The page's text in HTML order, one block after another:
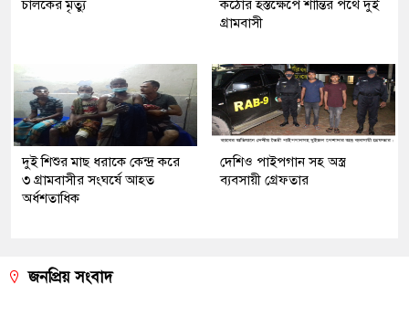
চালকের মৃত্যু
কঠোর হস্তক্ষেপে শান্তির পথে দুই
গ্রামবাসী
দুই শিশুর মাছ ধরাকে কেন্দ্র করে
৩ গ্রামবাসীর সংঘর্ষে আহত
অর্ধশতাধিক
দেশিও পাইপগান সহ অস্ত্র
ব্যবসায়ী গ্রেফতার
জনপ্রিয় সংবাদ